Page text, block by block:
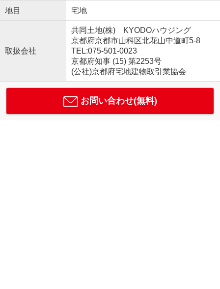
地目 宅地
取扱会社
共同土地(株) KYODOハウジング
京都府京都市山科区北花山中道町5-8
TEL:075-501-0023
京都府知事 (15) 第2253号
(公社)京都府宅地建物取引業協会
お問い合わせ(無料)